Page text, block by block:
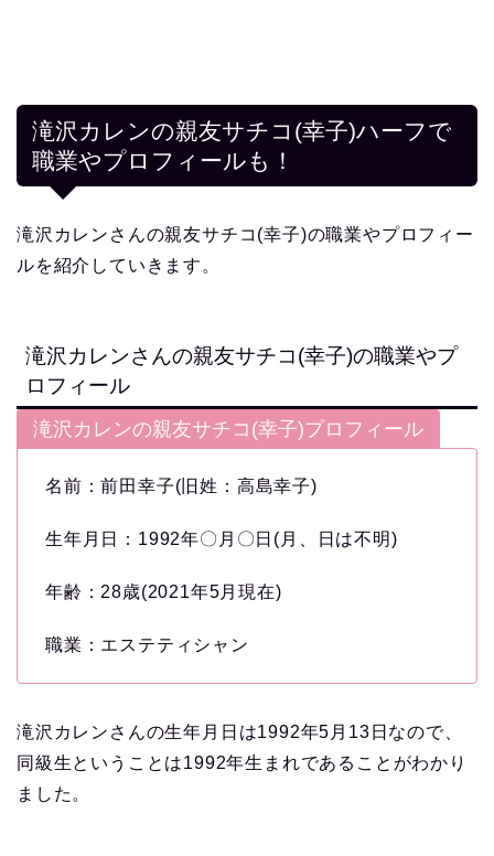
滝沢カレンの親友サチコ(幸子)ハーフで
職業やプロフィールも！
滝沢カレンさんの親友サチコ(幸子)の職業やプロフィー
ルを紹介していきます。
滝沢カレンさんの親友サチコ(幸子)の職業やプ
ロフィール
滝沢カレンの親友サチコ(幸子)プロフィール
名前：前田幸子(旧姓：高島幸子)
生年月日：1992年〇月〇日(月、日は不明)
年齢：28歳(2021年5月現在)
職業：エステティシャン
滝沢カレンさんの生年月日は1992年5月13日なので、
同級生ということは1992年生まれであることがわかり
ました。